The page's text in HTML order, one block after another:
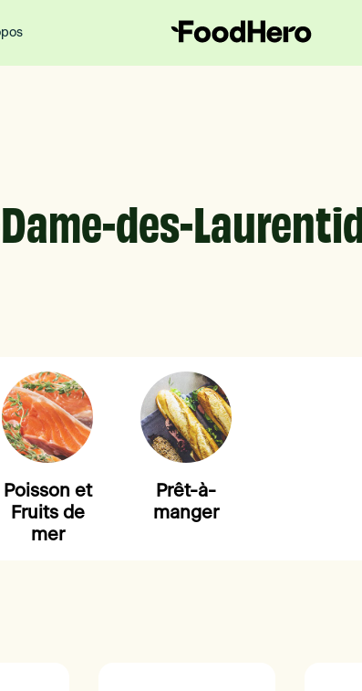
des-
Poisson et
Fruits de
mer
Prêt-à-
manger